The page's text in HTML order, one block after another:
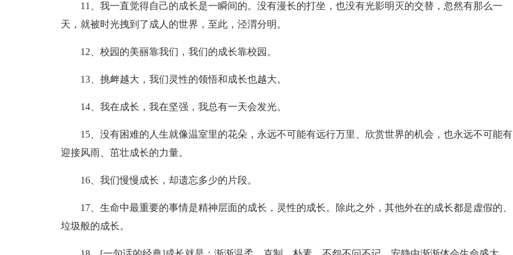
11、我一直觉得自己的成长是一瞬间的。没有漫长的打坐，也没有光影明灭的交替，忽然有那么一
天，就被时光拽到了成人的世界，至此，泾渭分明。
12、校园的美丽靠我们，我们的成长靠校园。
13、挑衅越大，我们灵性的领悟和成长也越大。
14、我在成长，我在坚强，我总有一天会发光。
15、没有困难的人生就像温室里的花朵，永远不可能有远行万里、欣赏世界的机会，也永远不可能有
迎接风雨、茁壮成长的力量。
16、我们慢慢成长，却遗忘多少的片段。
17、生命中最重要的事情是精神层面的成长，灵性的成长。除此之外，其他外在的成长都是虚假的、
垃圾般的成长。